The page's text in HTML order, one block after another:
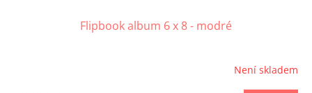
Flipbook album 6 x 8 - modré
Není skladem